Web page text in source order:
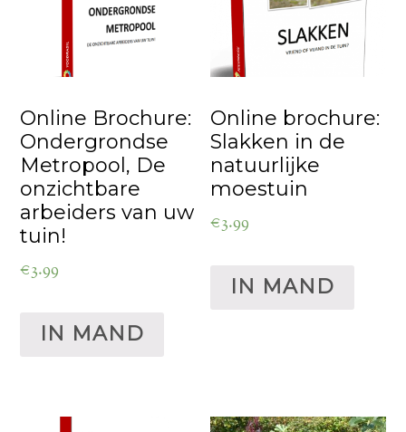
Online Brochure:
Ondergrondse
Metropool, De
onzichtbare
arbeiders van uw
tuin!
€3.99
IN MAND
Online brochure:
Slakken in de
natuurlijke
moestuin
€3.99
IN MAND